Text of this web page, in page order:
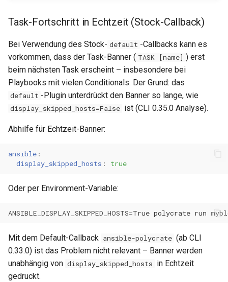
Task-Fortschritt in Echtzeit (Stock-Callback)
Bei Verwendung des Stock- default -Callbacks kann es
vorkommen, dass der Task-Banner ( TASK [name] ) erst
beim nächsten Task erscheint – insbesondere bei
Playbooks mit vielen Conditionals. Der Grund: das
default -Plugin unterdrückt den Banner so lange, wie
display_skipped_hosts=False ist (CLI 0.35.0 Analyse).
Abhilfe für Echtzeit-Banner:
ansible :
display_skipped_hosts : true
Oder per Environment-Variable:
ANSIBLE_DISPLAY_SKIPPED_HOSTS=True polycrate run
Mit dem Default-Callback ansible-polycrate (ab CLI
0.33.0) ist das Problem nicht relevant – Banner werden
unabhängig von display_skipped_hosts in Echtzeit
gedruckt.